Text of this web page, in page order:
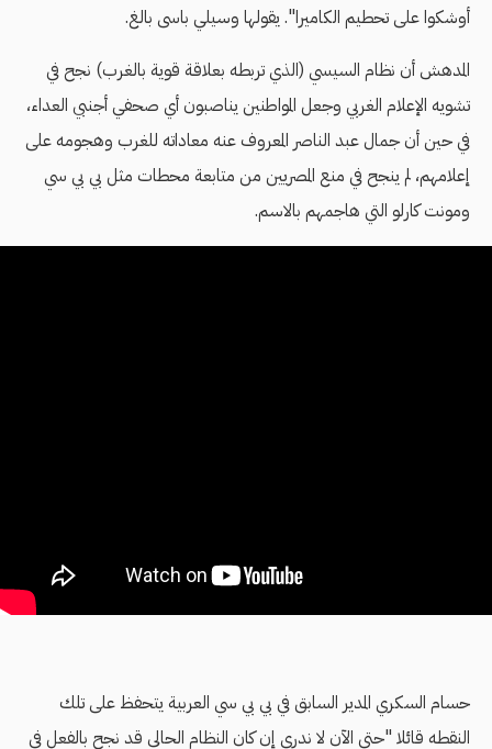
أوشكوا على تحطيم الكاميرا". يقولها وسيلي باسى بالغ.
المدهش أن نظام السيسي (الذي تربطه بعلاقة قوية بالغرب) نجح في
تشويه الإعلام الغربي وجعل المواطنين يناصبون أي صحفي أجنبي العداء،
في حين أن جمال عبد الناصر المعروف عنه معاداته للغرب وهجومه على
إعلامهم، لم ينجح في منع المصريين من متابعة محطات مثل بي بي سي
ومونت كارلو التي هاجمهم بالاسم.
حسام السكري المدير السابق في بي بي سي العربية يتحفظ على تلك
النقطه قائلا "حتى الآن لا ندري إن كان النظام الحالي قد نجح بالفعل في